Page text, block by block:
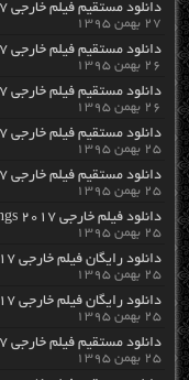
دانلود مستقیم فیلم خارجی From Straight As 2017 از سرور سایت
۲۷ بهمن ۱۳۹۵
دانلود مستقیم فیلم خارجی Zeroville 2017 از سرور سایت
۲۶ بهمن ۱۳۹۵
دانلود مستقیم فیلم خارجی The Mummy 2017 از سرور سایت
۲۶ بهمن ۱۳۹۵
دانلود مستقیم فیلم خارجی The Fate of the Furious 2017 از سرور سایت
۲۵ بهمن ۱۳۹۵
دانلود مستقیم فیلم خارجی Running Wild 2017 از سرور سایت
۲۵ بهمن ۱۳۹۵
دانلود فیلم خارجی Rings 2017 از سرور سایت
۲۵ بهمن ۱۳۹۵
دانلود رایگان فیلم خارجی Dunkirk 2017 با لینک مستقیم
۲۵ بهمن ۱۳۹۵
دانلود رایگان فیلم خارجی Eloise 2017 با لینک مستقیم
۲۵ بهمن ۱۳۹۵
دانلود مستقیم فیلم خارجی Essex Heist 2017 از سرور سایت
۲۵ بهمن ۱۳۹۵